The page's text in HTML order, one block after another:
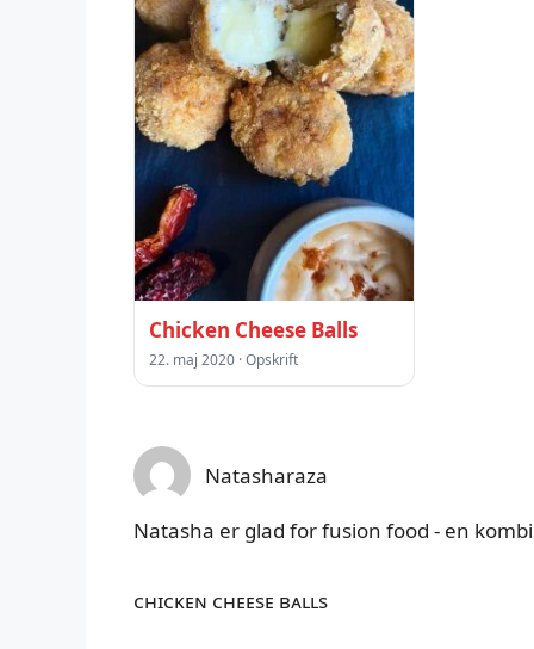
Chicken Cheese Balls
22. maj 2020 · Opskrift
Natasharaza
Natasha er glad for fusion food - en
ᴄʜɪᴄᴋᴇɴ ᴄʜᴇᴇsᴇ ʙᴀʟʟs